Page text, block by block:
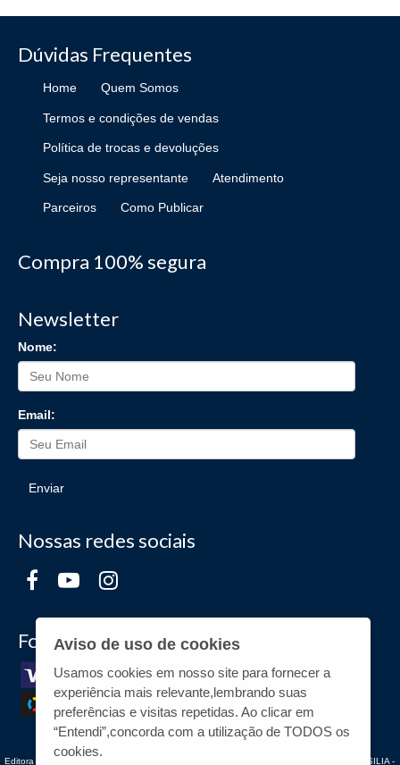
Dúvidas Frequentes
Home Quem Somos
Termos e condições de vendas
Política de trocas e devoluções
Seja nosso representante Atendimento
Parceiros Como Publicar
Compra 100% segura
Newsletter
Nome:
Email:
Enviar
Nossas redes sociais
Formas de Pagamento
Editora UnB - CNPJ n° 00.038.174/0019-72 - UnB, Centro de Vivência - Asa Sul - - BRASILIA -
Aviso de uso de cookies
Usamos cookies em nosso site para fornecer a
experiência mais relevante,lembrando suas
preferências e visitas repetidas. Ao clicar em
“Entendi”,concorda com a utilização de TODOS os
cookies.